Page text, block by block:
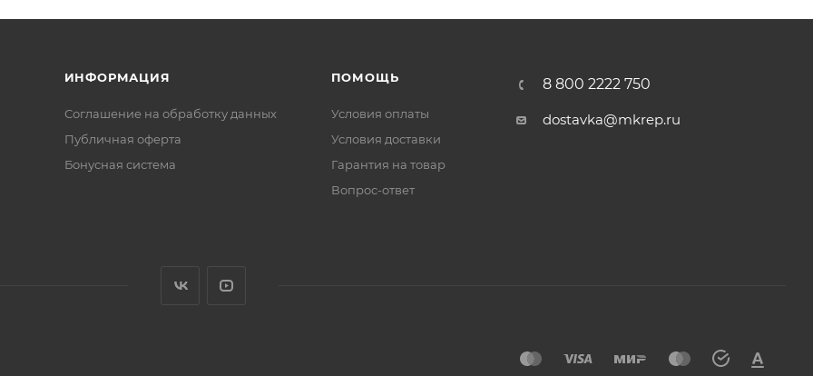
ИНФОРМАЦИЯ
Соглашение на обработку данных
Публичная оферта
Бонусная система
ПОМОЩЬ
Условия оплаты
Условия доставки
Гарантия на товар
Вопрос-ответ
8 800 2222 750
dostavka@mkrep.ru